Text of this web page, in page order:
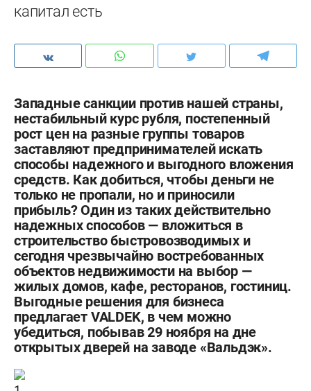
капитал есть
Западные санкции против нашей страны,
нестабильный курс рубля, постепенный
рост цен на разные группы товаров
заставляют предпринимателей искать
способы надежного и выгодного вложения
средств. Как добиться, чтобы деньги не
только не пропали, но и приносили
прибыль? Один из таких действительно
надежных способов — вложиться в
строительство быстровозводимых и
сегодня чрезвычайно востребованных
объектов недвижимости на выбор —
жилых домов, кафе, ресторанов, гостиниц.
Выгодные решения для бизнеса
предлагает VALDEK, в чем можно
убедиться, побывав 29 ноября на дне
открытых дверей на заводе «Вальдэк».